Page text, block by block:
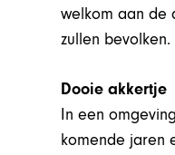
welkom aan de
zullen
Dooie akkertje
In een
komende jaren